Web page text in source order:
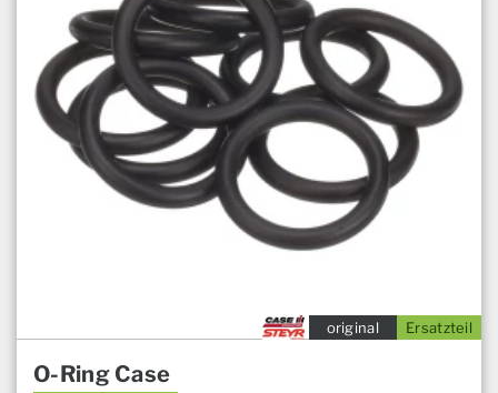
Ersatzteil
original
O-Ring Case